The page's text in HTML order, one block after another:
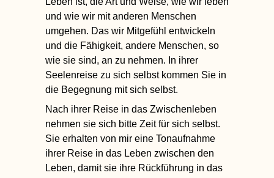
und wie wir mit anderen Menschen
umgehen. Das wir Mitgefühl entwickeln
und die Fähigkeit, andere Menschen, so
wie sie sind, an zu nehmen. In ihrer
Seelenreise zu sich selbst kommen Sie in
die Begegnung mit sich selbst.
Nach ihrer Reise in das Zwischenleben
nehmen sie sich bitte Zeit für sich selbst.
Sie erhalten von mir eine Tonaufnahme
ihrer Reise in das Leben zwischen den
Leben, damit sie ihre Rückführung in das